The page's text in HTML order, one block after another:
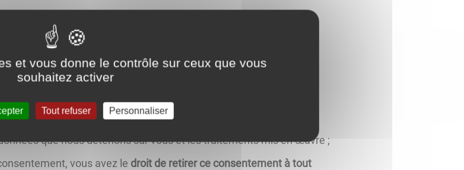
personnel:
que nous détenons sur vous et les traitements mis en œuvre ;
vous avez le droit de retirer ce consentement à tout
et vous donne le contrôle sur ceux que vous
souhaitez activer
Tout refuser Personnaliser